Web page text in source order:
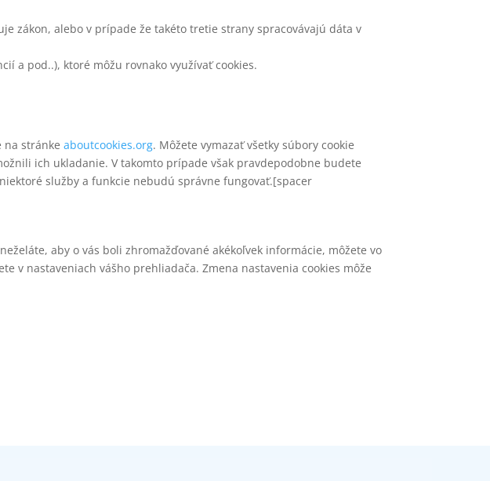
zákon, alebo v prípade že takéto tretie strany spracovávajú dáta v
a pod..), ktoré môžu rovnako využívať cookies.
na stránkeaboutcookies.org. Môžete vymazať všetky súbory cookie
ich ukladanie. V takomto prípade však pravdepodobne budete
služby a funkcie nebudú správne fungovať.[spacer
aby o vás boli zhromažďované akékoľvek informácie, môžete vo
v nastaveniach vášho prehliadača. Zmena nastavenia cookies môže